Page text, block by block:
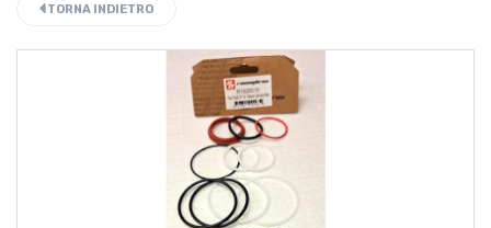
TORNA INDIETRO